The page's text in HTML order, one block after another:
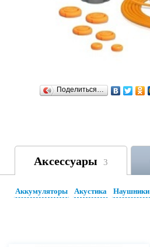
Поделиться…
Аксессуары 3
Аккумуляторы Акустика Наушники